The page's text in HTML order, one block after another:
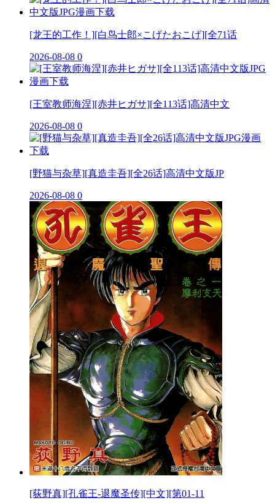
[龙王的工作！][白鸟士郎×こげたおこげ][全71话
2026-08-08 0
[王室教师海涅][赤井ヒガサ][全113话]高清中文
2026-08-08 0
[野猫与杂草][真造圭吾][全26话]高清中文版JP
2026-08-08 0
[荻野真][孔雀王-退魔圣传][中文][第01-11